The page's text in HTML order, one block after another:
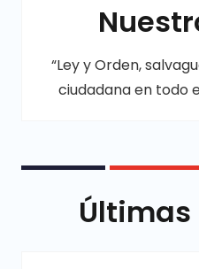
“Ley y Orden,
ciudadana en todo